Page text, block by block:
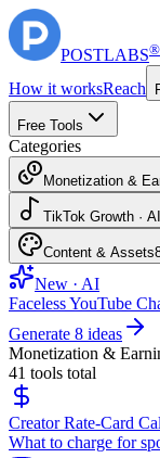
POSTLABS®
How it worksReach
Free Tools
Categories
Monetization &
TikTok Growth · AI
Content & Assets
New · AI
Faceless YouTube
Generate 8 ideas
Monetization &
41 tools total
Creator Rate-Card
What to charge for